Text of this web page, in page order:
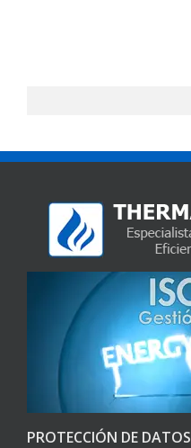
PROTECCIÓN DE DATOS